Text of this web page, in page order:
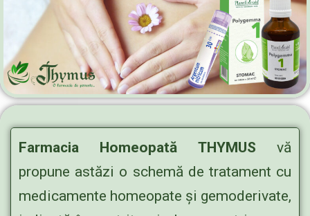
Farmacia Homeopată THYMUS vă
propune astăzi o schemă de tratament cu
medicamente homeopate și gemoderivate,